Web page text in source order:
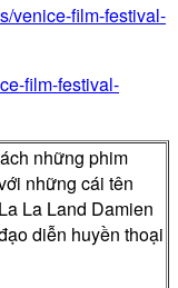
venice-film-festival-
film-festival-
những phim
những cái tên
La Land Damien
diễn huyền thoại